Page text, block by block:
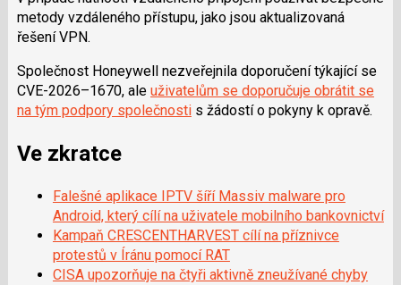
metody vzdáleného přístupu, jako jsou aktualizovaná
řešení VPN.
Společnost Honeywell nezveřejnila doporučení týkající se
CVE-2026–1670, ale uživatelům se doporučuje obrátit se
na tým podpory společnostis žádostí o pokyny k opravě.
Ve zkratce
Falešné aplikace IPTV šíří Massiv malware pro
Android, který cílí na uživatele mobilního bankovnictví
Kampaň CRESCENTHARVEST cílí na příznivce
protestů v Íránu pomocí RAT
CISA upozorňuje na čtyři aktivně zneužívané chyby